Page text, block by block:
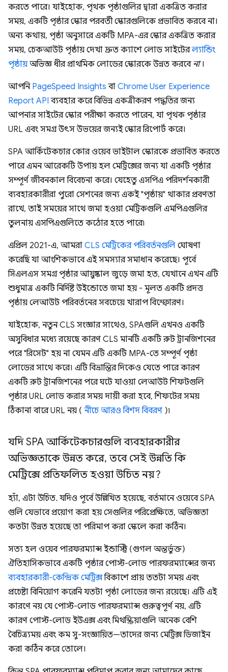
করতে পারে। যাইহোক, পৃথক পৃষ্ঠাগুলির দ্বারা একত্রিত করার
সময়, একটি পৃষ্ঠার স্কোর পরবর্তী স্কোরগুলিকে প্রভাবিত করবে না।
অন্য কথায়, পৃষ্ঠা অনুসারে একটি MPA-এর স্কোর একত্রিত করার
সময়, চেকআউট পৃষ্ঠায় দেখা দ্রুত ক্যাশে লোড সাইটেরল্যান্ডিং
পৃষ্ঠায় অভিজ্ঞ ধীর প্রাথমিক লোডের স্কোরকে উন্নত করবে না।
আপনি PageSpeed ​​Insights বা Chrome User Experience
Report API ব্যবহার করে বিভিন্ন একত্রীকরণ পদ্ধতির জন্য
আপনার সাইটের স্কোর পরীক্ষা করতে পারেন, যা পৃথক পৃষ্ঠার
URL এবং সমগ্র উৎস উভয়ের জন্যই স্কোর রিপোর্ট করে।
SPA আর্কিটেকচার কোর ওয়েব ভাইটাল স্কোরকে প্রভাবিত করতে
পারে এমন আরেকটি উপায় হল মেট্রিক্সের জন্য যা একটি পৃষ্ঠার
সম্পূর্ণ জীবনকাল বিবেচনা করে। যেহেতু এসপিএ পরিদর্শনকারী
ব্যবহারকারীরা পুরো সেশনের জন্য একই "পৃষ্ঠায়" থাকার প্রবণতা
রাখে, তাই সময়ের সাথে জমা হওয়া মেট্রিকগুলি এমপিএগুলির
তুলনায় এসপিএগুলিতে কঠোর হতে পারে৷
এপ্রিল 2021-এ, আমরা CLS মেট্রিকের পরিবর্তনগুলি ঘোষণা
করেছি যা আংশিকভাবে এই সমস্যার সমাধান করেছে। পূর্বে
সিএলএস সমগ্র পৃষ্ঠার আয়ুষ্কাল জুড়ে জমা হত, যেখানে এখন এটি
শুধুমাত্র একটি নির্দিষ্ট উইন্ডোতে জমা হয় - মূলত একটি প্রদত্ত
পৃষ্ঠায় লেআউট পরিবর্তনের সবচেয়ে খারাপ বিস্ফোরণ।
যাইহোক, নতুন CLS সংজ্ঞার সাথেও, SPAগুলি এখনও একটি
অসুবিধার মধ্যে রয়েছে কারণ CLS মানটি একটি রুট ট্রানজিশনের
পরে "রিসেট" হয় না যেমন এটি একটি MPA-তে সম্পূর্ণ পৃষ্ঠা
লোডের সাথে করে। এটি বিভ্রান্তির দিকেও যেতে পারে কারণ
একটি রুট ট্রানজিশনের পরে ঘটে যাওয়া লেআউট শিফটগুলি
পৃষ্ঠার URL লোড করার সময় দায়ী করা হবে, শিফটের সময়
ঠিকানা বারে URL নয় ( নীচে আরও বিশদ বিবরণ )৷
যদি SPA আর্কিটেকচারগুলি ব্যবহারকারীর
অভিজ্ঞতাকে উন্নত করে, তবে সেই উন্নতি কি
মেট্রিক্সে প্রতিফলিত হওয়া উচিত নয়?
হ্যাঁ, এটা উচিত. যদিও পূর্বে উল্লিখিত হয়েছে, বর্তমানে ওয়েবে SPA
গুলি যেভাবে প্রয়োগ করা হয় সেগুলির পরিপ্রেক্ষিতে, অভিজ্ঞতা
কতটা উন্নত হয়েছে তা পরিমাপ করা স্কেলে করা কঠিন।
সত্য হল ওয়েব পারফরম্যান্স ইন্ডাস্ট্রি (গুগল অন্তর্ভুক্ত)
ঐতিহাসিকভাবে একটি পৃষ্ঠার পোস্ট-লোড পারফরম্যান্সের জন্য
ব্যবহারকারী-কেন্দ্রিক মেট্রিক্সবিকাশে প্রায় ততটা সময় এবং
প্রচেষ্টা বিনিয়োগ করেনি যতটা পৃষ্ঠা লোডের জন্য রয়েছে। এটি এই
কারণে নয় যে পোস্ট-লোড পারফরম্যান্স গুরুত্বপূর্ণ নয়, এটি
কারণ পোস্ট-লোড ইউএক্স এবং মিথস্ক্রিয়াগুলি অনেক বেশি
বৈচিত্র্যময় এবং কম সু-সংজ্ঞায়িত—তাদের জন্য মেট্রিক্স ডিজাইন
করা কঠিন করে তোলে।